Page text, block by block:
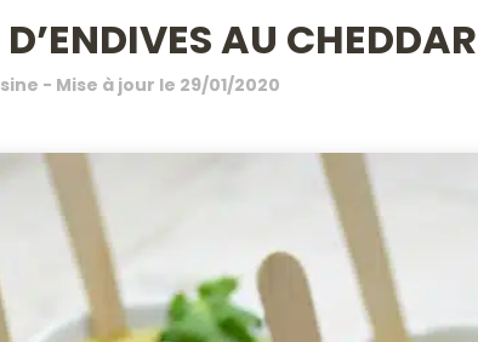
AU CHEDDAR
- Mise à jour le 29/01/2020